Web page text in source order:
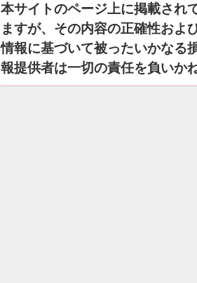
本サイトのページ上に掲載され
ますが、その内容の正確性およ
情報に基づいて被ったいかなる
報提供者は一切の責任を負いか